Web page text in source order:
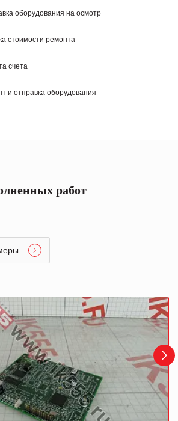
оборудования на осмотр
стоимости ремонта
счета
и отправка оборудования
работ